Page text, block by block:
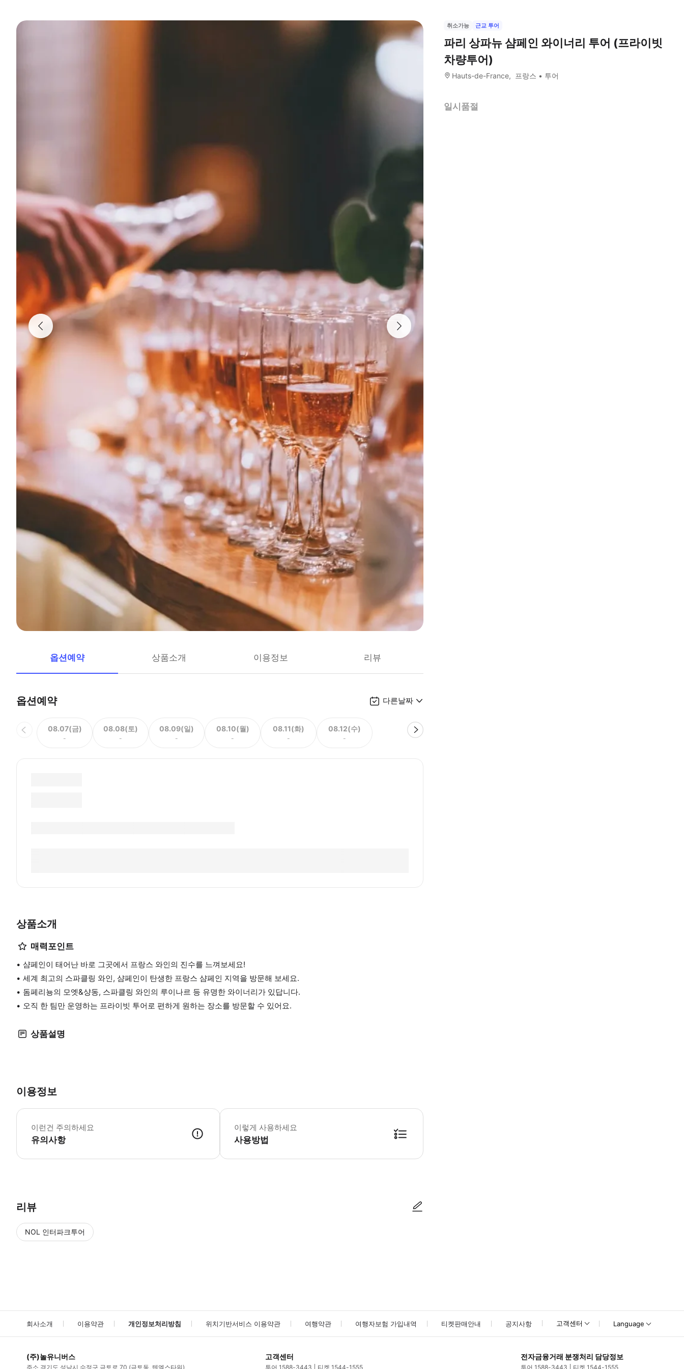
옵션예약 상품소개 이용정보 리뷰
옵션예약 다른날짜
08.07(금)
-
08.08(토)
-
08.09(일)
-
08.10(월)
-
08.11(화)
-
08.12(수)
-
상품소개
매력포인트
샴페인이 태어난 바로 그곳에서 프랑스 와인의 진수를 느껴보세요!
세계 최고의 스파클링 와인, 샴페인이 탄생한 프랑스 샴페인 지역을 방문해 보세요.
돔페리뇽의 모엣&샹동, 스파클링 와인의 루이나르 등 유명한 와이너리가 있답니다.
오직 한 팀만 운영하는 프라이빗 투어로 편하게 원하는 장소를 방문할 수 있어요.
상품설명
이용정보
이런건 주의하세요
유의사항
☝️ 꼭 알아두세요 💡주의사항 - 예약 후 현지에서 연락 가능한 연락처를 꼭 남겨 주시기를 바랍니다. - 유심 사용 시 연락이 안 되는 경우가 있습니다. - 이
이렇게 사용하세요
사용방법
리뷰
NOL 인터파크투어
취소가능 근교 투어
파리 상파뉴 샴페인 와이너리 투어 (프라이빗
차량투어)
Hauts-de-France 프랑스 투어
일시품절
회사소개 이용약관 개인정보처리방침 위치기반서비스 이용약관 여행약관 여행자보험 가입내역 티켓판매안내 공지사항 고객센터 Language
(주)놀유니버스
주소 경기도 성남시 수정구 금토로 70 (금토동, 텐엑스타워)
고객센터
투어 1588-3443 티켓 1544-1555
전자금융거래 분쟁처리 담당정보
투어 1588-3443 티켓 1544-1555